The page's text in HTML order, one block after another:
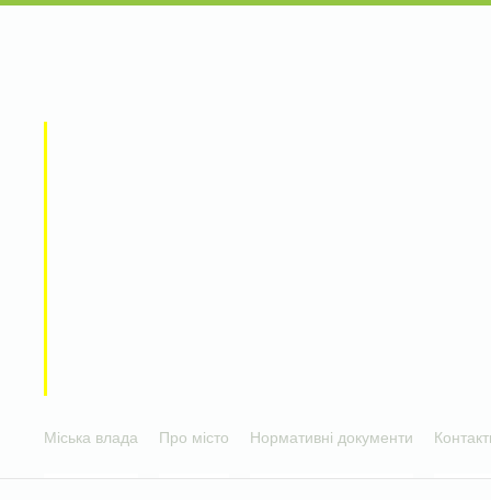
Міська влада Про місто Нормативні документи